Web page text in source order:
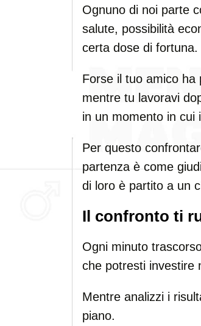
Ognuno di noi parte
salute, possibilità
certa dose di fortuna.
Forse il tuo amico ha
mentre tu lavoravi
in un momento in cui
Per questo
partenza è come
di loro è partito a un
Il confronto ti
Ogni minuto
che potresti investire
Mentre analizzi i
piano.